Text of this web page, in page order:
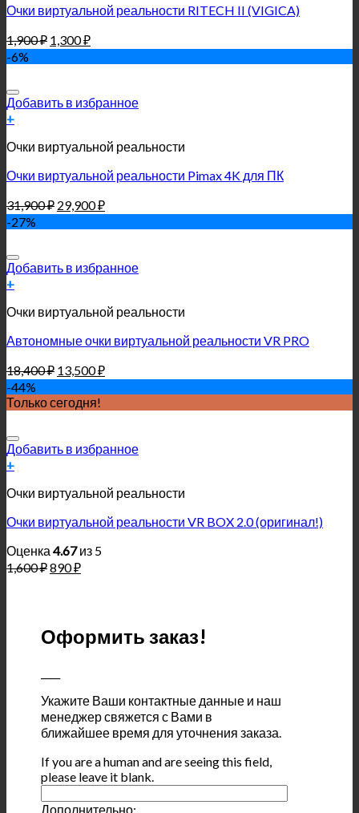
Очки виртуальной реальности RITECH II (VIGICA)
1,900₽ 1,300₽
-6%
Добавить в избранное
+
Очки виртуальной реальности
Очки виртуальной реальности Pimax 4K для ПК
31,900₽ 29,900₽
-27%
Добавить в избранное
+
Очки виртуальной реальности
Автономные очки виртуальной реальности VR PRO
18,400₽ 13,500₽
-44%
Только сегодня!
Добавить в избранное
+
Очки виртуальной реальности
Очки виртуальной реальности VR BOX 2.0 (оригинал!)
Оценка 4.67из 5
1,600₽890₽
Оформить заказ!
Укажите Ваши контактные данные и наш
менеджер свяжется с Вами в
ближайшее время для уточнения заказа.
If you are a human and are seeing this field,
please leave it blank.
Дополнительно: